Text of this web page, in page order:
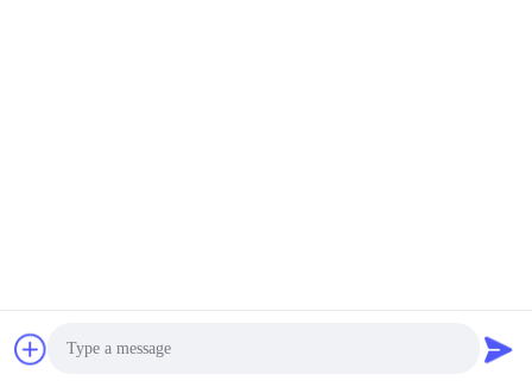
DONGGUAN LIHONG CLEANROOM CO., LTD . 모두 보유된 권